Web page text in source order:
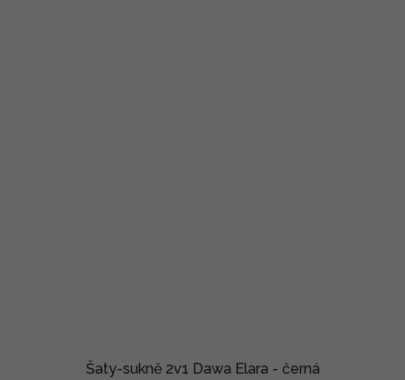
Šaty-sukně 2v1 Dawa Elara - černá